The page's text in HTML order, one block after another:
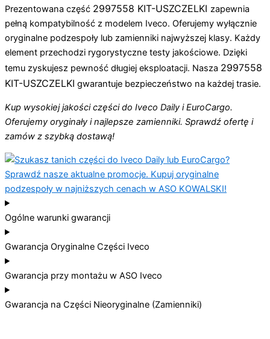
Prezentowana część 2997558 KIT-USZCZELKI zapewnia
pełną kompatybilność z modelem Iveco. Oferujemy wyłącznie
oryginalne podzespoły lub zamienniki najwyższej klasy. Każdy
element przechodzi rygorystyczne testy jakościowe. Dzięki
temu zyskujesz pewność długiej eksploatacji. Nasza 2997558
KIT-USZCZELKI gwarantuje bezpieczeństwo na każdej trasie.
Kup wysokiej jakości części do Iveco Daily i EuroCargo.
Oferujemy oryginały i najlepsze zamienniki. Sprawdź ofertę i
zamów z szybką dostawą!
Ogólne warunki gwarancji
Gwarancja Oryginalne Części Iveco
Gwarancja przy montażu w ASO Iveco
Gwarancja na Części Nieoryginalne (Zamienniki)